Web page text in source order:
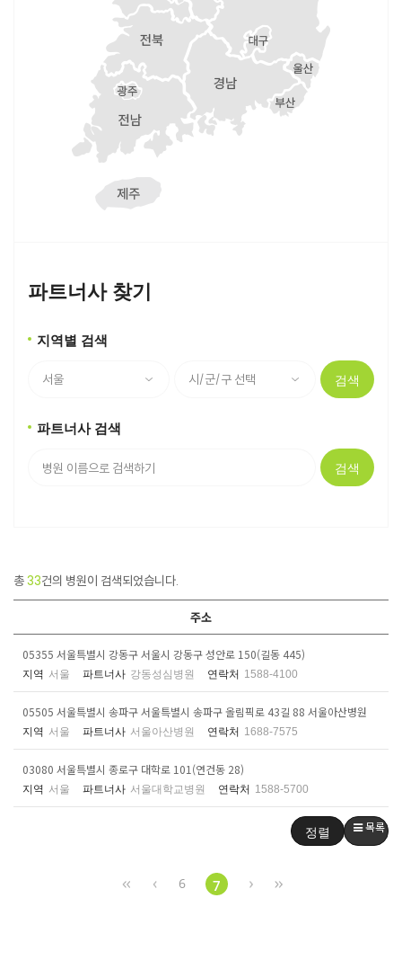
파트너사 찾기
지역별 검색
검색
파트너사 검색
검색
총33건의 병원이 검색되었습니다.
주소
05355 서울특별시 강동구 서울시 강동구 성안로 150(길동 445)
지역 서울 파트너사 강동성심병원 연락처 1588-4100
05505 서울특별시 송파구 서울특별시 송파구 올림픽로 43길 88 서울아산병원
지역 서울 파트너사 서울아산병원 연락처 1688-7575
03080 서울특별시 종로구 대학로 101(연건동 28)
지역 서울 파트너사 서울대학교병원 연락처 1588-5700
정렬 목록
6 7